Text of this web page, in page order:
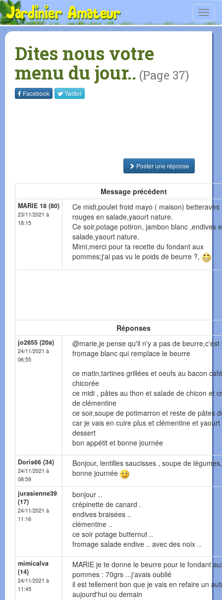
Dites nous votre
menu du jour.. (Page 37)
Facebook Twitter
Poster une réponse
Message précédent
MARIE 18 (80)
23/11/2021 à
18:15
Ce midi,poulet froid mayo ( maison) betteraves
rouges en salade,yaourt nature.
Ce soir,potage potiron, jambon blanc ,endives
salade,yaourt nature.
Mimi,merci pour ta recette du fondant aux
pommes;j'ai pas vu le poids de beurre ?,
Réponses
jo2855 (20a)
24/11/2021 à
06:55
@marie,je pense qu'il n'y a pas de beurre,c'est
fromage blanc qui remplace le beurre
ce matin,tartines grillées et oeufs au bacon
chicorée
ce midi , pâtes au thon et salade de chicon et
de clémentine
ce soir,soupe de potimarron et reste de pâtes
car je vais en cuire plus et clémentine et yaourt
dessert
bon appétit et bonne journée
Doris66 (34)
24/11/2021 à
08:59
Bonjour, lentilles saucisses , soupe de légumes,
bonne journée
jurasienne39
(17)
24/11/2021 à
11:16
bonjour ..
crépinette de canard .
endives braisées ..
clémentine ..
ce soir potage butternut ..
fromage salade endive .. avec des noix ..
mimicalva
(14)
24/11/2021 à
11:45
MARIE je te donne le beurre pour le fondant
pommes : 70grs ...j'avais oublié
il est tellement bon que je vais en refaire un
aujourd'hui ou demain